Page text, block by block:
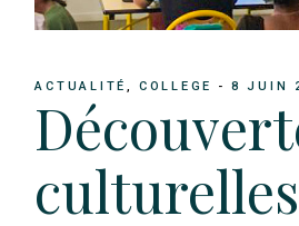
ACTUALITÉ COLLEGE 8 JUIN